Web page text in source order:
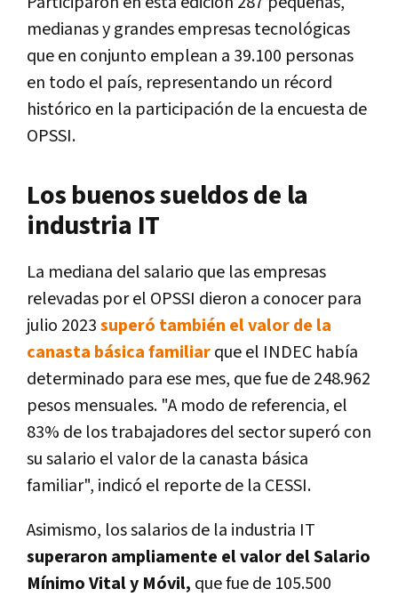
medianas y grandes empresas tecnológicas
que en conjunto emplean a 39.100 personas
en todo el país, representando un récord
histórico en la participación de la encuesta de
OPSSI.
Los buenos sueldos de la
industria IT
La mediana del salario que las empresas
relevadas por el OPSSI dieron a conocer para
julio 2023superó también el valor de la
canasta básica familiarque el INDEC había
determinado para ese mes, que fue de 248.962
pesos mensuales. "A modo de referencia, el
83% de los trabajadores del sector superó con
su salario el valor de la canasta básica
familiar", indicó el reporte de la CESSI.
Asimismo, los salarios de la industria IT
superaron ampliamente el valor del Salario
Mínimo Vital y Móvil, que fue de 105.500